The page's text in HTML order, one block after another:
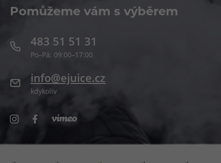
Pomůžeme vám s výběrem
483 51 51 31
Po–Pá: 09:00–17:00
info@ejuice.cz
kdykoliv